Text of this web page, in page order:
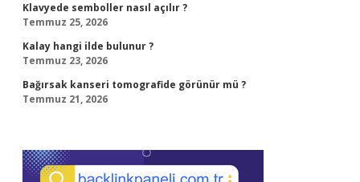
Klavyede semboller nasıl açılır ?
Temmuz 25, 2026
Kalay hangi ilde bulunur ?
Temmuz 23, 2026
Bağırsak kanseri tomografide görünür mü ?
Temmuz 21, 2026